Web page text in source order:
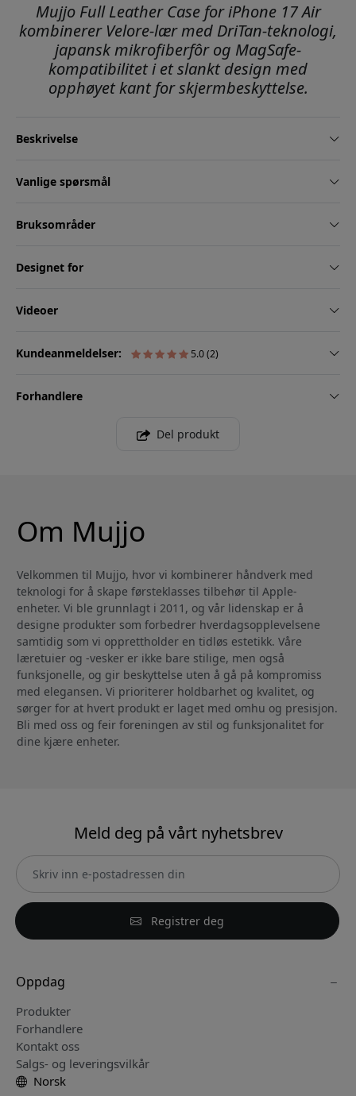
Mujjo Full Leather Case for iPhone 17 Air
kombinerer Velore-lær med DriTan-teknologi,
japansk mikrofiberfôr og MagSafe-
kompatibilitet i et slankt design med
opphøyet kant for skjermbeskyttelse.
Beskrivelse
Vanlige spørsmål
Bruksområder
Designet for
Videoer
Kundeanmeldelser: 5.0 (2)
Forhandlere
Del produkt
Om Mujjo
Velkommen til Mujjo, hvor vi kombinerer håndverk med
teknologi for å skape førsteklasses tilbehør til Apple-
enheter. Vi ble grunnlagt i 2011, og vår lidenskap er å
designe produkter som forbedrer hverdagsopplevelsene
samtidig som vi opprettholder en tidløs estetikk. Våre
læretuier og -vesker er ikke bare stilige, men også
funksjonelle, og gir beskyttelse uten å gå på kompromiss
med elegansen. Vi prioriterer holdbarhet og kvalitet, og
sørger for at hvert produkt er laget med omhu og presisjon.
Bli med oss og feir foreningen av stil og funksjonalitet for
dine kjære enheter.
Meld deg på vårt nyhetsbrev
Registrer deg
Oppdag
Produkter
Forhandlere
Kontakt oss
Salgs- og leveringsvilkår
Norsk